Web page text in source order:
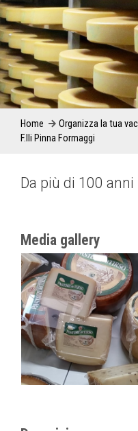
Home Organizza la tua
F.lli Pinna Formaggi
Da più di 100
Media gallery